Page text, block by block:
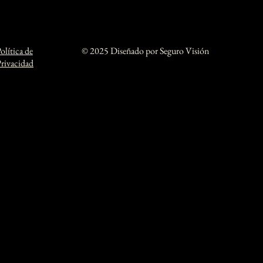
de
© 2025 Diseñado por Seguro Visión